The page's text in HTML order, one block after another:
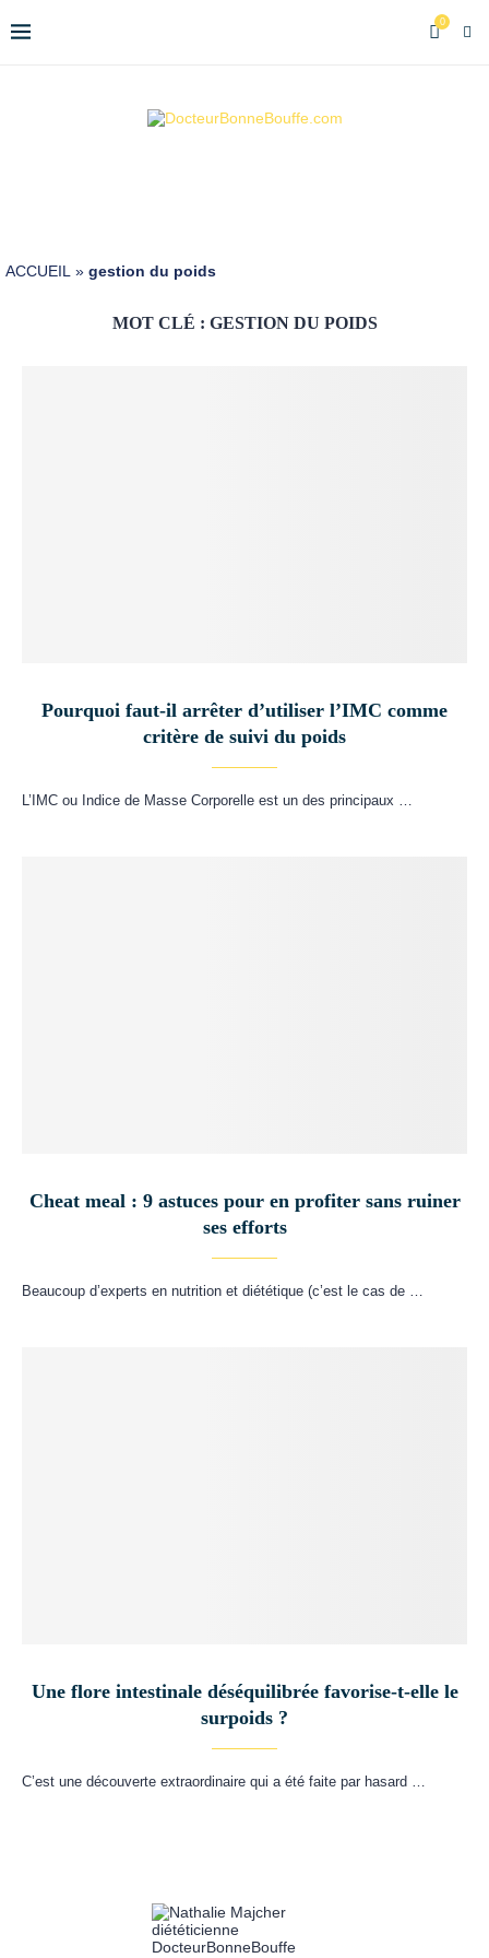
0
ACCUEIL » gestion du poids
MOT CLÉ : GESTION DU POIDS
Pourquoi faut-il arrêter d’utiliser l’IMC comme
critère de suivi du poids
L’IMC ou Indice de Masse Corporelle est un des principaux …
Cheat meal : 9 astuces pour en profiter sans ruiner
ses efforts
Beaucoup d’experts en nutrition et diététique (c’est le cas de …
Une flore intestinale déséquilibrée favorise-t-elle le
surpoids ?
C’est une découverte extraordinaire qui a été faite par hasard …